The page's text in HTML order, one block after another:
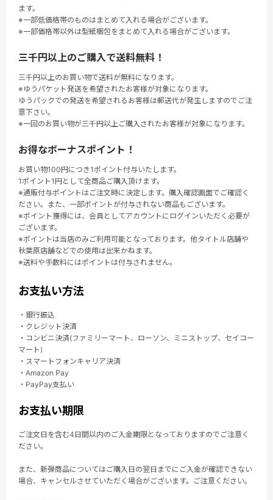
ます。
※一部低価格帯のものはまとめて入れる場合がございます。
※一部価格帯以外は型紙梱包をまとめて入れる場合がございます。
三千円以上のご購入で送料無料！
三千円以上のお買い物で送料が無料になります。
※ゆうパケット発送を希望されたお客様が対象になります。
ゆうパックでの発送を希望されるお客様は郵送代が発生しますのでご注
意下さい。
※一回のお買い物が三千円以上ご購入されたお客様が対象になります。
お得なボーナスポイント！
お買い物100円につき1ポイント付与いたします。
1ポイント1円として全商品ご購入頂けます。
※通販付与ポイントはご注文時に決定します。購入確認画面でご確認く
ださい。また、一部ポイントが付与されない商品もございます。
※ポイント獲得には、会員としてアカウントにログインいただく必要が
ございます。
※ポイントは当店のみご利用可能となっております。他タイトル店舗や
秋葉原店舗などでの使用は出来かねます。
※送料や手数料にはポイントは付与されません。
お支払い方法
・銀行振込
・クレジット決済
・コンビニ決済(ファミリーマート、ローソン、ミニストップ、セイコー
マート)
・スマートフォンキャリア決済
・Amazon Pay
・PayPay支払い
お支払い期限
ご注文日を含む4日間以内のご入金期限となっておりますのでご注意く
ださい。
また、新弾商品についてはご購入日の翌日までにご入金が確認できない
場合、キャンセルさせていただく場合がございます。ご注意ください。